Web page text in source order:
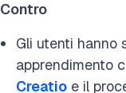
Contro
Gli utenti hanno
apprendimento
Creatio e il